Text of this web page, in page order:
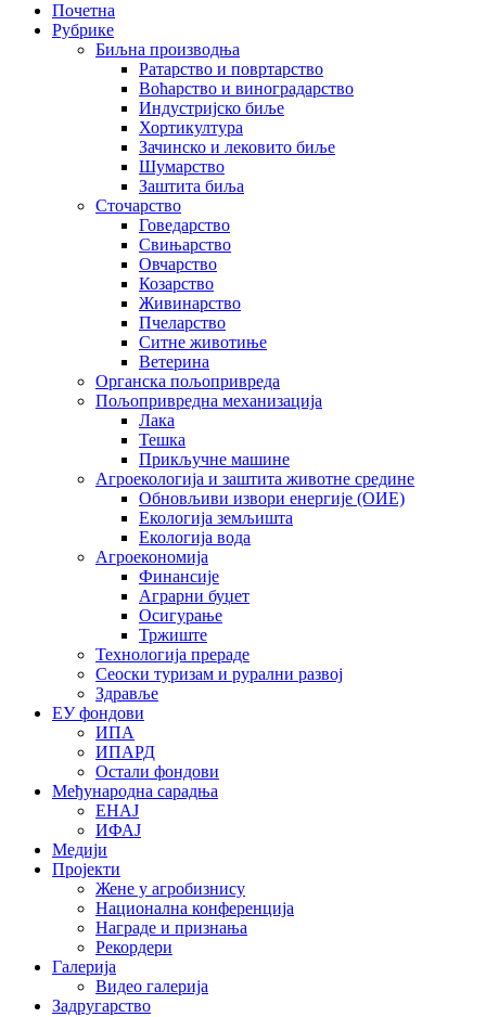
Почетна
Рубрике
Биљна производња
Ратарство и повртарство
Воћарство и виноградарство
Индустријско биље
Хортикултура
Зачинско и лековито биље
Шумарство
Заштита биља
Сточарство
Говедарство
Свињарство
Овчарство
Козарство
Живинарство
Пчеларство
Ситне животиње
Ветерина
Органска пољопривреда
Пољопривредна механизација
Лака
Тешка
Прикључне машине
Агроекологија и заштита животне средине
Обновљиви извори енергије (ОИЕ)
Екологија земљишта
Екологија вода
Агроекономија
Финансије
Аграрни буџет
Осигурање
Тржиште
Технологија прераде
Сеоски туризам и рурални развој
Здравље
ЕУ фондови
ИПА
ИПАРД
Остали фондови
Међународна сарадња
ЕНАЈ
ИФАЈ
Медији
Пројекти
Жене у агробизнису
Национална конференција
Награде и признања
Рекордери
Галерија
Видео галерија
Задругарство